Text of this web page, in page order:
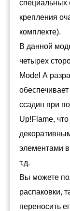
специальных
крепления
комплекте).
В данной
четырех
Model А
ссадин при
Up!Flame,
элементами
т.д.
Вы можете
распаковки,
переносить